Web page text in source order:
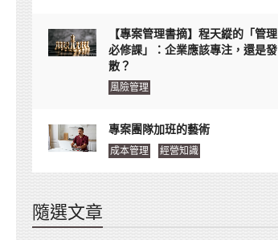
【專案管理書摘】程天縱的「管理
必修課」：企業應該專注，還是發
散？
風險管理
專案團隊加班的藝術
成本管理 經營知識
隨選文章